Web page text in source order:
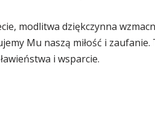
modlitwa dziękczynna
Mu naszą miłość i
i wsparcie.